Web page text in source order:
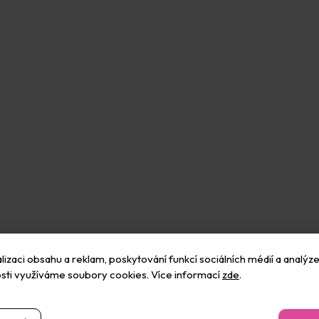
obsahu a reklam, poskytování funkcí sociálních médií a
využíváme soubory cookies. Více informací zde.